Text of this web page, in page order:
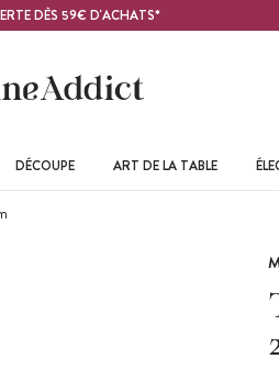
DÈS 59€ D'ACHATS*
DÉCOUPE ART DE LA TABLE